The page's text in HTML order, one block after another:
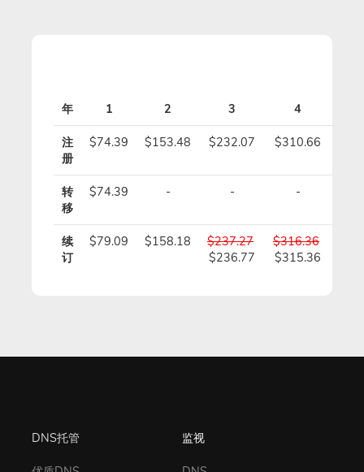
年 1 2 3 4
注
册
$74.39 $153.48 $232.07 $310.66
转
移
$74.39 - - -
续
订
$79.09 $158.18
$237.27
$236.77
$316.36
$315.36
DNS托管 监视